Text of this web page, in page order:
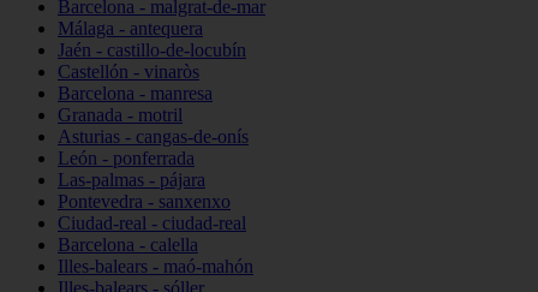
Barcelona - malgrat-de-mar
Málaga - antequera
Jaén - castillo-de-locubín
Castellón - vinaròs
Barcelona - manresa
Granada - motril
Asturias - cangas-de-onís
León - ponferrada
Las-palmas - pájara
Pontevedra - sanxenxo
Ciudad-real - ciudad-real
Barcelona - calella
Illes-balears - maó-mahón
Illes-balears - sóller